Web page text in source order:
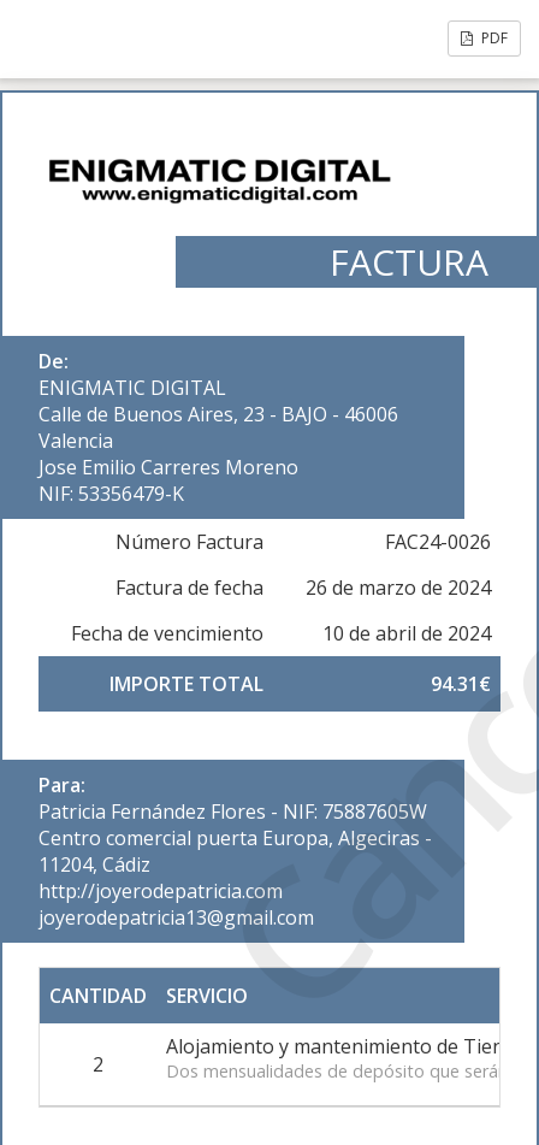
PDF
FACTURA
De:
ENIGMATIC DIGITAL
Calle de Buenos Aires, 23 - BAJO - 46006
Valencia
Jose Emilio Carreres Moreno
NIF: 53356479-K
Número Factura
FAC24-0026
Factura de fecha
26 de marzo de 2024
Fecha de vencimiento
10 de abril de 2024
IMPORTE TOTAL
94.31€
Para:
Patricia Fernández Flores - NIF: 75887605W
Centro comercial puerta Europa, Algeciras -
11204, Cádiz
http://joyerodepatricia.com
joyerodepatricia13@gmail.com
CANTIDAD SERVICIO
2
Alojamiento y mantenimiento de Tienda
Dos mensualidades de depósito que serán